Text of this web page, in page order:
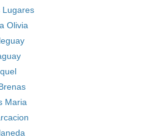
Lugares
Olivia
Maria